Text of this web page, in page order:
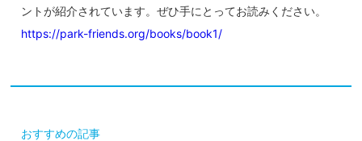
ントが紹介されています。ぜひ手にとってお読みください。
https://park-friends.org/books/book1/
おすすめの記事